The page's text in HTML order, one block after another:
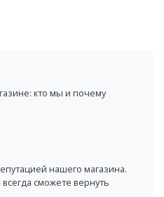
кто мы и почему
нашего магазина.
сможете вернуть